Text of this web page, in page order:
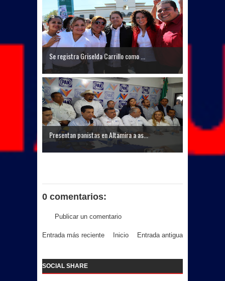
Se registra Griselda Carrillo como ...
Presentan panistas en Altamira a as...
0 comentarios:
Publicar un comentario
Entrada más reciente Entrada antigua
Inicio
SOCIAL SHARE